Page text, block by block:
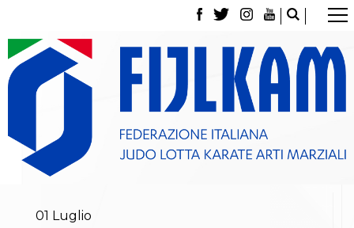
La Federazione
Tesseramento
Contatti
Norme e modulistica Affiliazioni e Tesseramenti
Classifica Società Sportive con più di 100 atleti
tesserati
01 Luglio